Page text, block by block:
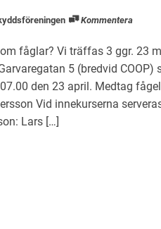
Kommentera
fåglar? Vi träffas 3 ggr. 23
5 (bredvid COOP)
den 23 april. Medtag
Vid innekurserna
Lars […]